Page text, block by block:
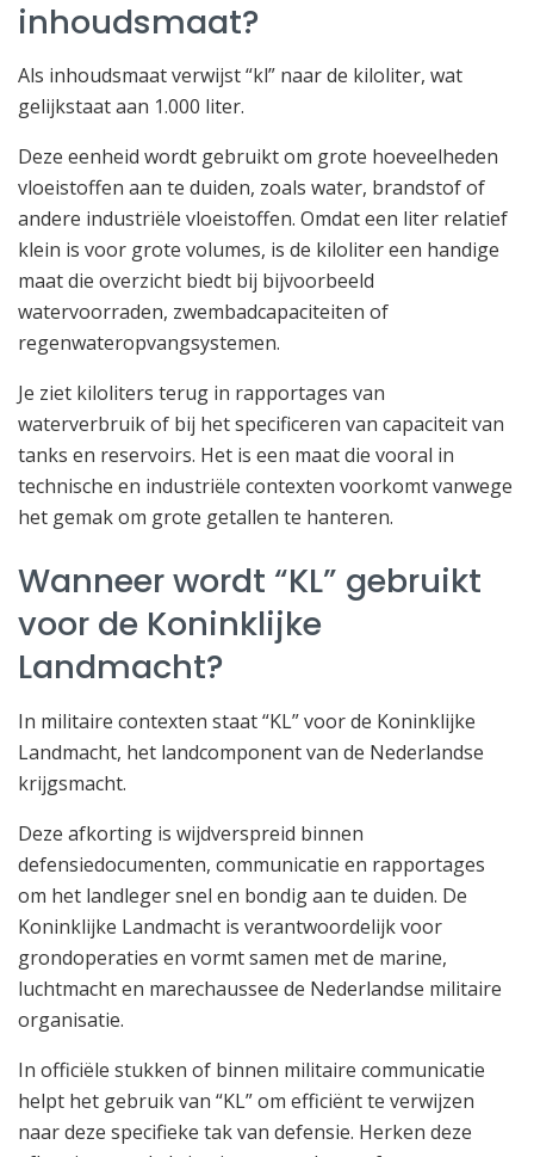
inhoudsmaat?
Als inhoudsmaat verwijst “kl” naar de kiloliter, wat
gelijkstaat aan 1.000 liter.
Deze eenheid wordt gebruikt om grote hoeveelheden
vloeistoffen aan te duiden, zoals water, brandstof of
andere industriële vloeistoffen. Omdat een liter relatief
klein is voor grote volumes, is de kiloliter een handige
maat die overzicht biedt bij bijvoorbeeld
watervoorraden, zwembadcapaciteiten of
regenwateropvangsystemen.
Je ziet kiloliters terug in rapportages van
waterverbruik of bij het specificeren van capaciteit van
tanks en reservoirs. Het is een maat die vooral in
technische en industriële contexten voorkomt vanwege
het gemak om grote getallen te hanteren.
Wanneer wordt “KL” gebruikt
voor de Koninklijke
Landmacht?
In militaire contexten staat “KL” voor de Koninklijke
Landmacht, het landcomponent van de Nederlandse
krijgsmacht.
Deze afkorting is wijdverspreid binnen
defensiedocumenten, communicatie en rapportages
om het landleger snel en bondig aan te duiden. De
Koninklijke Landmacht is verantwoordelijk voor
grondoperaties en vormt samen met de marine,
luchtmacht en marechaussee de Nederlandse militaire
organisatie.
In officiële stukken of binnen militaire communicatie
helpt het gebruik van “KL” om efficiënt te verwijzen
naar deze specifieke tak van defensie. Herken deze